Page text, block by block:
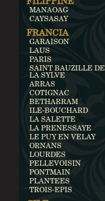
MANAOAG
CAYSASAY
FRANCIA
GARAISON
LAUS
PARIS
SAINT BAUZILLE DE
LA SYLVE
ARRAS
COTIGNAC
BETHARRAM
ILE-BOUCHARD
LA SALETTE
LA PRENESSAYE
LE PUY EN VELAY
ORNANS
LOURDES
PELLEVOISIN
PONTMAIN
PLANTEES
TROIS-EPIS